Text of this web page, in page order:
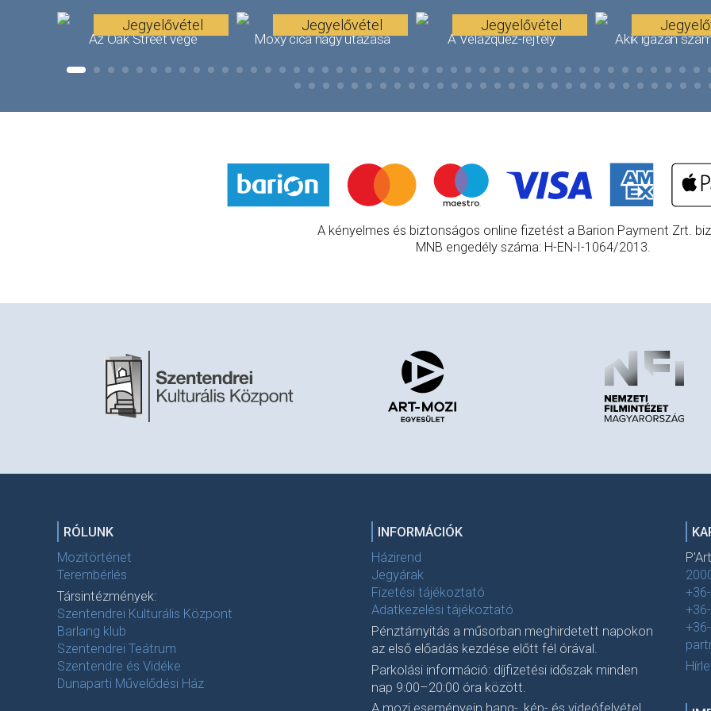
Az Oak Street vége
Jegyelővétel
Moxy cica nagy utazása
Jegyelővétel
A Velázquez-rejtély
Jegyelővétel
Akik igazán
A kényelmes és biztonságos online fizetést a Barion Payment Zrt.
MNB engedély száma: H-EN-I-1064/2013.
RÓLUNK
Mozitörténet
Terembérlés
Társintézmények:
Szentendrei Kulturális Központ
Barlang klub
Szentendrei Teátrum
Szentendre és Vidéke
Dunaparti Művelődési Ház
INFORMÁCIÓK
Házirend
Jegyárak
Fizetési tájékoztató
Adatkezelési tájékoztató
Pénztárnyitás a műsorban meghirdetett napokon
az első előadás kezdése előtt fél órával.
Parkolási információ: díjfizetési időszak minden
nap 9:00–20:00 óra között.